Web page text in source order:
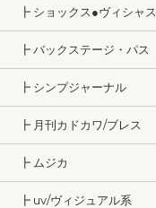
┣ ショックス●ヴィシャス
┣ バックステージ・パス
┣ シンプジャーナル
┣ 月刊カドカワ/ブレス
┣ ムジカ
┣ uv/ヴィジュアル系